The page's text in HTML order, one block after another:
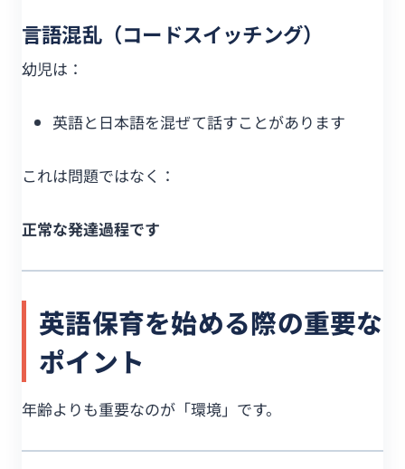
言語混乱（コードスイッチング）
幼児は：
英語と日本語を混ぜて話すことがあります
これは問題ではなく：
正常な発達過程です
英語保育を始める際の重要な
ポイント
年齢よりも重要なのが「環境」です。